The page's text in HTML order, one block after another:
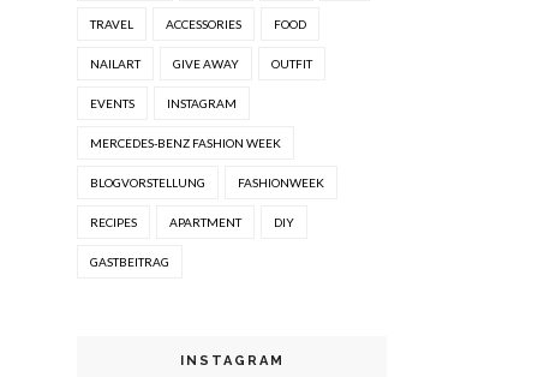
TRAVEL ACCESSORIES FOOD
NAILART GIVE AWAY OUTFIT
EVENTS INSTAGRAM
MERCEDES-BENZ FASHION WEEK
BLOGVORSTELLUNG FASHIONWEEK
RECIPES APARTMENT DIY
GASTBEITRAG
INSTAGRAM